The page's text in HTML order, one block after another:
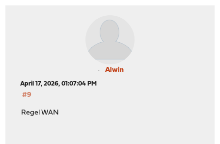
Alwin
April 17, 2026, 01:07:04 PM
#9
Regel WAN